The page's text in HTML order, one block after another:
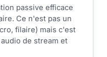
passive efficace
Ce n'est pas un
filaire) mais c'est
de stream et